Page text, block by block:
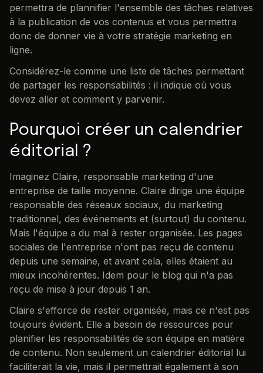
permettra de plannifier l'ensemble des tâches relatives
à la publication de vos contenus et vous permettra
donc de donner vie à votre stratégie marketing en
ligne.
Considérez-le comme une liste de tâches permettant
de partager les responsabilités : il indique où vous
devez aller et comment y parvenir.
Pourquoi créer un calendrier
éditorial ?
Imaginez Claire, responsable marketing d'une
entreprise de taille moyenne. Claire dirige une équipe
responsable des réseaux sociaux, du marketing
traditionnel, des événements et (surtout) du contenu.
Mais l'équipe a du mal à rester organisée. Les pages
sociales de l'entreprise n'ont pas reçu de contenu
depuis une semaine, et avant cela, elles étaient au
mieux incohérentes. Idem pour le blog qui n'a pas
reçu de mise à jour depuis 1 an.
Claire s'efforce de rester organisée, mais ce n'est pas
toujours évident. Elle a besoin de ressources pour
planifier les responsabilités de son équipe en matière
de contenu. Non seulement un calendrier éditorial lui
faciliterait la vie, mais il permettrait également à son